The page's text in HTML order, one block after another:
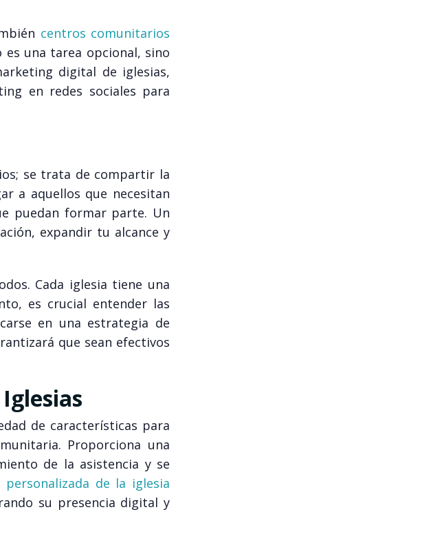
centros comunitarios
una tarea opcional, sino
digital de iglesias,
en redes sociales para
se trata de compartir la
a aquellos que necesitan
puedan formar parte. Un
expandir tu alcance y
Cada iglesia tiene una
es crucial entender las
en una estrategia de
que sean efectivos
de características para
Proporciona una
de la asistencia y se
personalizada de la iglesia
su presencia digital y